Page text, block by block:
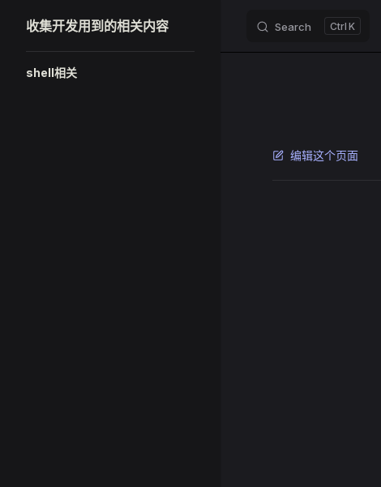
Skip to content
收集开发用到的相关内容 Search K
shell相关
编辑这个页面